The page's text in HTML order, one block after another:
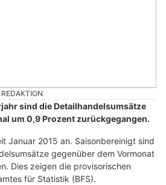
sind die Detailhandelsumsätze
um 0,9 Prozent zurückgegangen.
Januar 2015 an. Saisonbereinigt sind
gegenüber dem Vormonat
Dies zeigen die provisorischen
für Statistik (BFS).